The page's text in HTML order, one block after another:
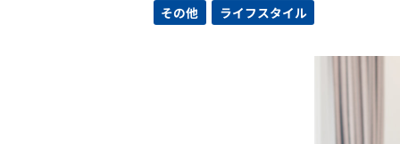
その他 ライフスタイル